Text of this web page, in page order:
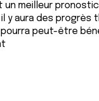
meilleur
y aura des progrès
peut-être